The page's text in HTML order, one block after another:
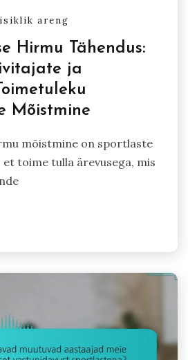
areng
Hirmu Tähendus:
ja
Mõistmine
mõistmine on sportlaste
et toime tulla ärevusega, mis